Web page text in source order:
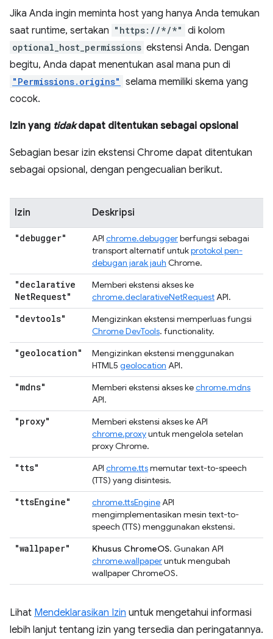
Jika Anda ingin meminta host yang hanya Anda temukan
saat runtime, sertakan "https://*/*" di kolom
optional_host_permissions ekstensi Anda. Dengan
begitu, Anda dapat menentukan asal mana pun di
"Permissions.origins" selama memiliki skema yang
cocok.
Izin yang tidakdapat ditentukan sebagai opsional
Sebagian besar izin ekstensi Chrome dapat ditentukan
sebagai opsional, dengan pengecualian berikut.
Izin Deskripsi
"debugger" API chrome.debuggerberfungsi sebagai
transport alternatif untukprotokol pen-
debugan jarak jauh Chrome.
"declarative
NetRequest"
Memberi ekstensi akses ke
chrome.declarativeNetRequestAPI.
"devtools"
Mengizinkan ekstensi memperluas fungsi
Chrome DevTools. functionality.
"geolocation"
Mengizinkan ekstensi menggunakan
HTML5 geolocation API.
"mdns" Memberi ekstensi akses kechrome.mdns
API.
"proxy"
Memberi ekstensi akses ke API
chrome.proxyuntuk mengelola setelan
proxy Chrome.
"tts" API chrome.ttsmemutar text-to-speech
(TTS) yang disintesis.
"ttsEngine" chrome.ttsEngineAPI
mengimplementasikan mesin text-to-
speech (TTS) menggunakan ekstensi.
"wallpaper" Khusus ChromeOS. Gunakan API
chrome.wallpaperuntuk mengubah
wallpaper ChromeOS.
Lihat Mendeklarasikan Izin untuk mengetahui informasi
lebih lanjut tentang izin yang tersedia dan peringatannya.